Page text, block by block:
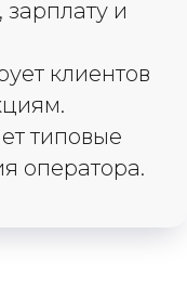
и
клиентов
типовые
оператора.